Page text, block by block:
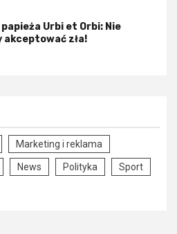
Urbi et Orbi: Nie
akceptować zła!
Marketing i reklama
News Polityka Sport